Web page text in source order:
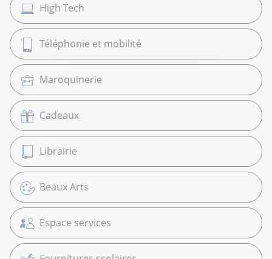
High Tech
Téléphonie et mobilité
Maroquinerie
Cadeaux
Librairie
Beaux Arts
Espace services